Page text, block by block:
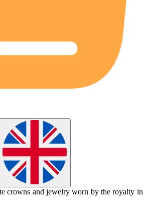
crowns and jewelry worn by theroyalty in